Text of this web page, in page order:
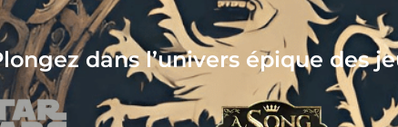
Collectionnez, assemblez,
votre nouveau hobby vous